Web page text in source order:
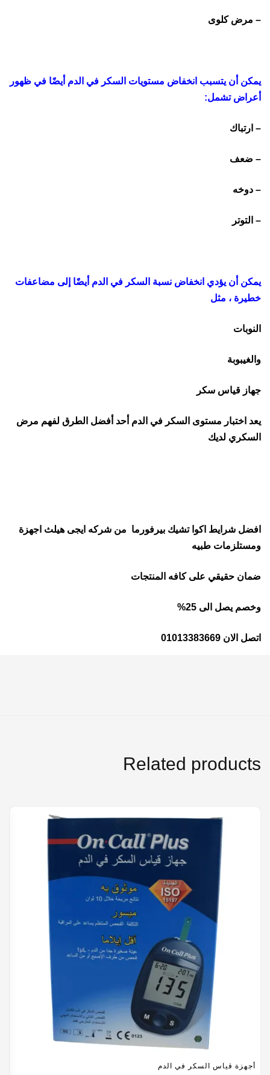
– مرض كلوى
يمكن أن يتسبب انخفاض مستويات السكر في الدم أيضًا في ظهور
أعراض تشمل:
– ارتباك
– ضعف
– دوخه
– التوتر
يمكن أن يؤدي انخفاض نسبة السكر في الدم أيضًا إلى مضاعفات
خطيرة ، مثل
النوبات
والغيبوبة
جهاز قياس سكر
يعد اختبار مستوى السكر في الدم أحد أفضل الطرق لفهم مرض
السكري لديك
افضل شرايط اكوا تشيك بيرفورما من شركه ايجى هيلث اجهزة
ومستلزمات طبيه
ضمان حقيقي على كافه المنتجات
وخصم يصل الى 25%
اتصل الان 01013383669
Related products
أجهزة قياس السكر في الدم